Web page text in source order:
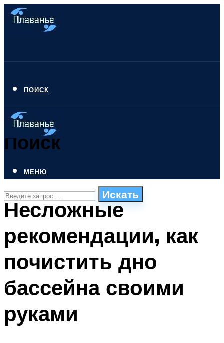
ПОИСК
Поиск
Искать
ПЛАВАНЬЕ ДЛЯ ДЕТЕЙ
БАССЕЙН ДЛЯ ДОМА
ОЧИСТКА БАССЕЙНОВ
МЕНЮ
МЕНЮ
Несложные
рекомендации, как
почистить дно
бассейна своими
руками